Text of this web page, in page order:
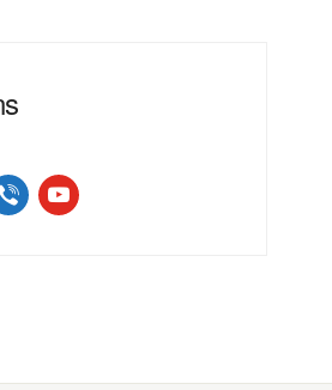
youtube